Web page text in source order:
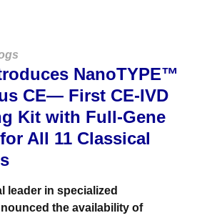
NanoTYPE™
CE— First CE-IVD
Kit with Full-Gene
All 11 Classical
leader in specialized
the availability of